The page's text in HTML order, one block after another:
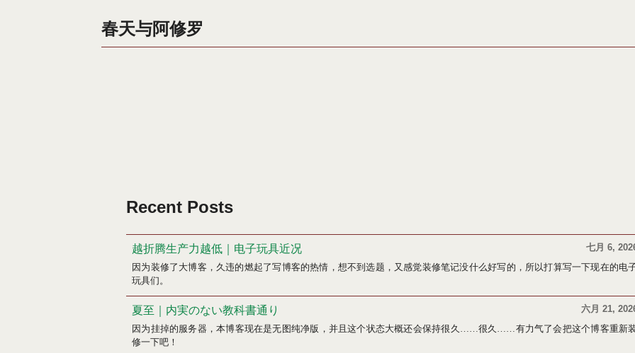
春天与阿修罗
Recent Posts
越折腾生产力越低｜电子玩具近况
七月 6,
因为装修了大博客，久违的燃起了写博客的热情，想不到选题，又感觉装修笔记没什么好写的，所以打算写一下现在的电
玩具们。
夏至｜内実のない教科書通り
六月 21,
因为挂掉的服务器，本博客现在是无图纯净版，并且这个状态大概还会保持很久……很久……有力气了会把这个博客重新
修一下吧！